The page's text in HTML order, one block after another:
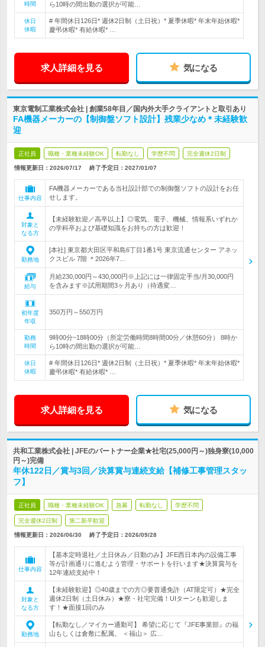
時間
ら10時の間出勤の選択が可能…
休日
休暇
# 年間休日126日* 週休2日制（土日祝）* 夏季休暇* 年末年始休暇*
慶弔休暇* 有給休暇* …
求人詳細を見る 気になる
東京電制工業株式会社 | 創業58年目／国内外大手クライアントと取引あり
FA機器メーカーの【制御盤ソフト設計】残業少なめ＊未経験歓
迎
正社員 職種・業種未経験OK 転勤なし 学歴不問 完全週休2日制
情報更新日：2026/07/17 終了予定日： 2027/01/07
仕事内容
FA機器メーカーである当社設計部での制御盤ソフトの設計をお任
せします。
対象と
なる方
【未経験歓迎／高卒以上】◎電気、電子、機械、情報系いずれか
の学科卒および基礎知識をお持ちの方は歓迎！
勤務地
[本社] 東京都大田区平和島6丁目1番1号 東京流通センター アネッ
クスビル 7階 ＊2026年7…
給与
月給230,000円～430,000円※上記には一律固定手当/月30,000円
を含みます※試用期間3ヶ月あり（待遇変…
初年度
年収
350万円～550万円
勤務
時間
9時00分~18時00分（所定労働時間8時間00分／休憩60分） 8時か
ら10時の間出勤の選択が可能…
休日
休暇
# 年間休日126日* 週休2日制（土日祝）* 夏季休暇* 年末年始休暇*
慶弔休暇* 有給休暇* …
求人詳細を見る 気になる
共和工業株式会社 | JFEのパートナー企業★社宅(25,000円～)独身寮(10,000
円～)完備
年休122日／賞与3回／決算賞与連続支給【補修工事管理スタッ
フ】
正社員 職種・業種未経験OK 急募 転勤なし 学歴不問
完全週休2日制 第二新卒歓迎
情報更新日：2026/06/30 終了予定日： 2026/09/28
仕事内容
【基本定時退社／土日休み／日勤のみ】JFE西日本内の設備工事
等が計画通りに進むよう管理・サポートを行います★決算賞与を
12年連続支給中！
対象と
なる方
【未経験歓迎】◎40歳までの方◎要普通免許（AT限定可）★完全
週休2日制（土日休み）★寮・社宅完備！UIターンも歓迎しま
す！★面接1回のみ
勤務地
【転勤なし／マイカー通勤可】 希望に応じて『JFE事業部』の福
山もしくは倉敷に配属。 ＜福山＞ 広…